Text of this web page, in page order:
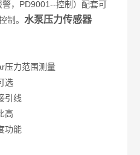
，PD9001--控制）配套可
制。 水泵压力传感器
力范围测量
选
引线
高
功能